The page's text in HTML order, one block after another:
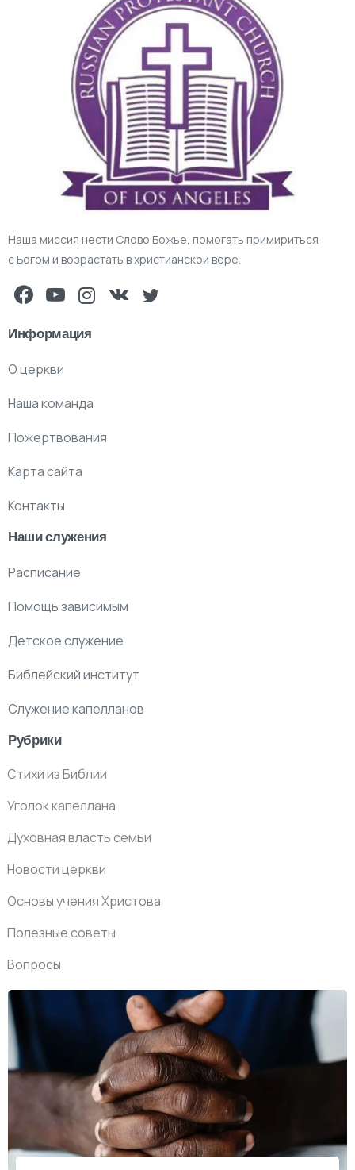
Наша миссия нести Слово Божье, помогать примириться
с Богом и возрастать в христианской вере.
Информация
О церкви
Наша команда
Пожертвования
Карта сайта
Контакты
Наши служения
Расписание
Помощь зависимым
Детское служение
Библейский институт
Служение капелланов
Рубрики
Стихи из Библии
Уголок капеллана
Духовная власть семьи
Новости церкви
Основы учения Христова
Полезные советы
Вопросы